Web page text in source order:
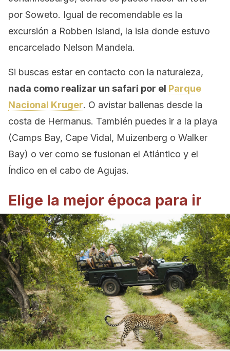
por Soweto. Igual de recomendable es la
excursión a Robben Island, la isla donde estuvo
encarcelado Nelson Mandela.
Si buscas estar en contacto con la naturaleza,
nada como realizar un safari por el Parque
Nacional Kruger. O avistar ballenas desde la
costa de Hermanus. También puedes ir a la playa
(Camps Bay, Cape Vidal, Muizenberg o Walker
Bay) o ver como se fusionan el Atlántico y el
Índico en el cabo de Agujas.
Elige la mejor época para ir